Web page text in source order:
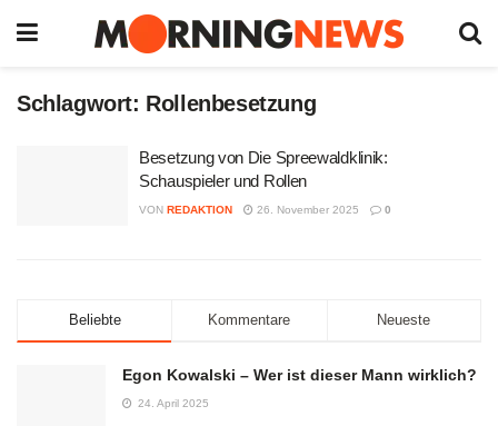
Schlagwort: Rollenbesetzung
Besetzung von Die Spreewaldklinik:
Schauspieler und Rollen
VON REDAKTION 26. November 2025 0
Beliebte Kommentare Neueste
Egon Kowalski – Wer ist dieser Mann wirklich?
24. April 2025